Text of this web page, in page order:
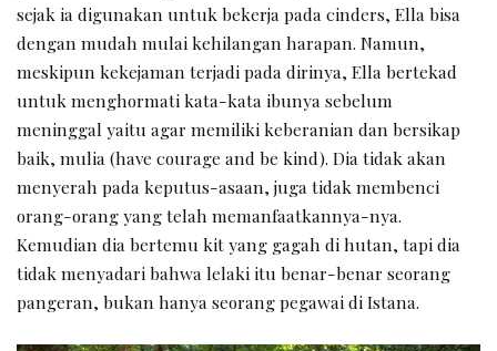
sejak ia digunakan untuk bekerja pada cinders, Ella bisa
dengan mudah mulai kehilangan harapan. Namun,
meskipun kekejaman terjadi pada dirinya, Ella bertekad
untuk menghormati kata-kata ibunya sebelum
meninggal yaitu agar memiliki keberanian dan bersikap
baik, mulia (have courage and be kind). Dia tidak akan
menyerah pada keputus-asaan, juga tidak membenci
orang-orang yang telah memanfaatkannya-nya.
Kemudian dia bertemu kit yang gagah di hutan, tapi dia
tidak menyadari bahwa lelaki itu benar-benar seorang
pangeran, bukan hanya seorang pegawai di Istana.